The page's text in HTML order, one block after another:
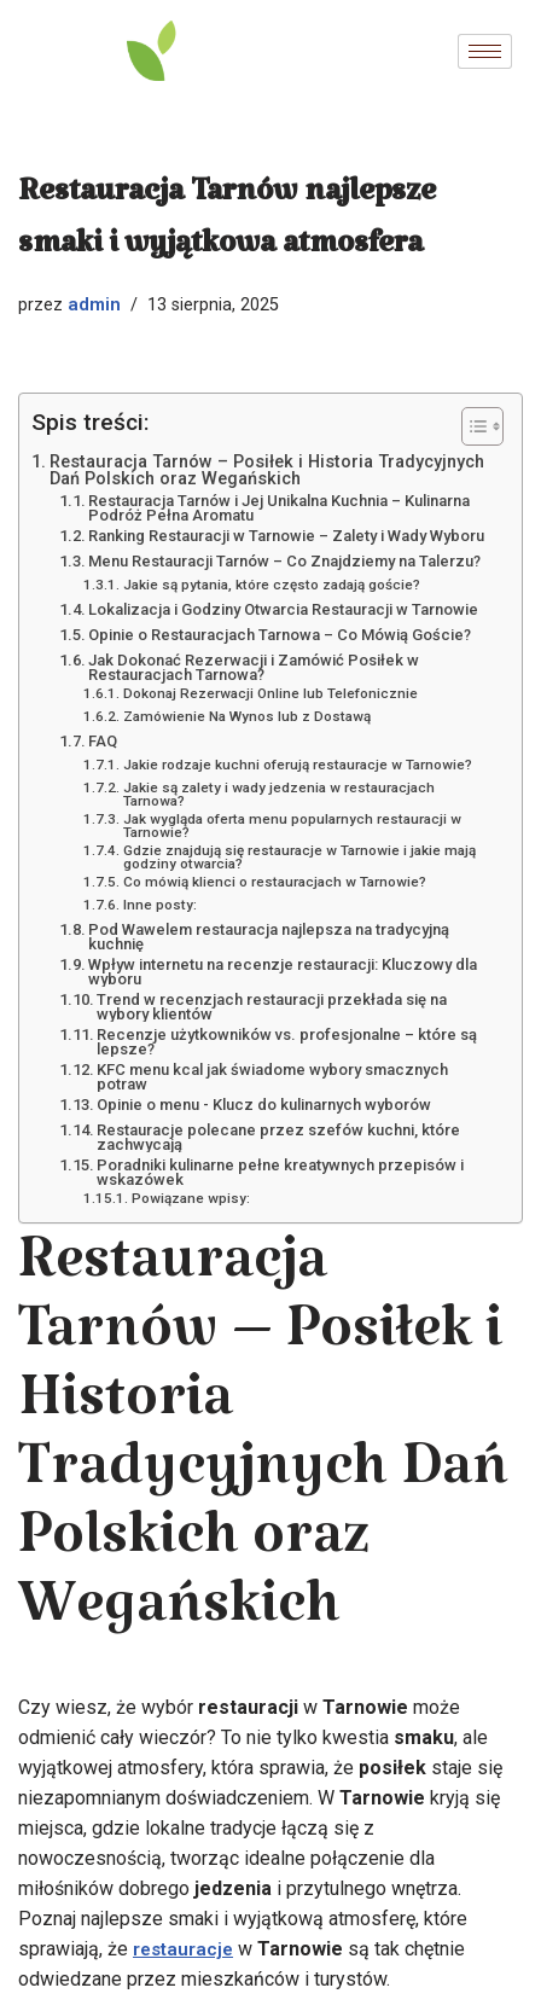
Restauracja Tarnów najlepsze
smaki i wyjątkowa atmosfera
przez admin 13 sierpnia, 2025
Spis treści:
Restauracja Tarnów – Posiłek i Historia Tradycyjnych
Dań Polskich oraz Wegańskich
Restauracja Tarnów i Jej Unikalna Kuchnia – Kulinarna
Podróż Pełna Aromatu
Ranking Restauracji w Tarnowie – Zalety i Wady Wyboru
Menu Restauracji Tarnów – Co Znajdziemy na Talerzu?
Jakie są pytania, które często zadają goście?
Lokalizacja i Godziny Otwarcia Restauracji w Tarnowie
Opinie o Restauracjach Tarnowa – Co Mówią Goście?
Jak Dokonać Rezerwacji i Zamówić Posiłek w
Restauracjach Tarnowa?
Dokonaj Rezerwacji Online lub Telefonicznie
Zamówienie Na Wynos lub z Dostawą
FAQ
Jakie rodzaje kuchni oferują restauracje w Tarnowie?
Jakie są zalety i wady jedzenia w restauracjach
Tarnowa?
Jak wygląda oferta menu popularnych restauracji w
Tarnowie?
Gdzie znajdują się restauracje w Tarnowie i jakie mają
godziny otwarcia?
Co mówią klienci o restauracjach w Tarnowie?
Inne posty:
Pod Wawelem restauracja najlepsza na tradycyjną
kuchnię
Wpływ internetu na recenzje restauracji: Kluczowy dla
wyboru
Trend w recenzjach restauracji przekłada się na
wybory klientów
Recenzje użytkowników vs. profesjonalne – które są
lepsze?
KFC menu kcal jak świadome wybory smacznych
potraw
Opinie o menu - Klucz do kulinarnych wyborów
Restauracje polecane przez szefów kuchni, które
zachwycają
Poradniki kulinarne pełne kreatywnych przepisów i
wskazówek
Powiązane wpisy:
Restauracja
Tarnów – Posiłek i
Historia
Tradycyjnych Dań
Polskich oraz
Wegańskich
Czy wiesz, że wybór restauracji w Tarnowie może
odmienić cały wieczór? To nie tylko kwestia smaku, ale
wyjątkowej atmosfery, która sprawia, że posiłek staje się
niezapomnianym doświadczeniem. W Tarnowie kryją się
miejsca, gdzie lokalne tradycje łączą się z
nowoczesnością, tworząc idealne połączenie dla
miłośników dobrego jedzenia i przytulnego wnętrza.
Poznaj najlepsze smaki i wyjątkową atmosferę, które
sprawiają, że restauracje w Tarnowie są tak chętnie
odwiedzane przez mieszkańców i turystów.